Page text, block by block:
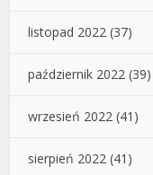
listopad 2022 (37)
październik 2022 (39)
wrzesień 2022 (41)
sierpień 2022 (41)